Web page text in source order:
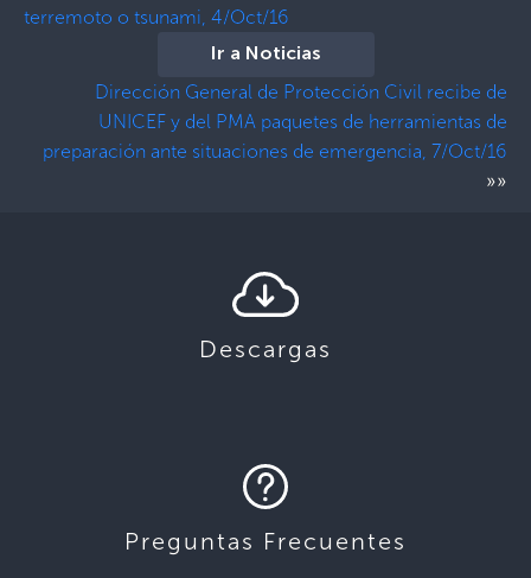
terremoto o tsunami, 4/Oct/16
Ir a Noticias
Dirección General de Protección Civil recibe de
UNICEF y del PMA paquetes de herramientas de
preparación ante situaciones de emergencia, 7/Oct/16
»»
Descargas
Preguntas Frecuentes